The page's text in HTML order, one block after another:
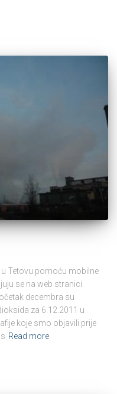
u Tetovu pomoću mobilne
se na web stranici
decembra su
za 6.12.2011 u
koje smo objavili prije
Read more